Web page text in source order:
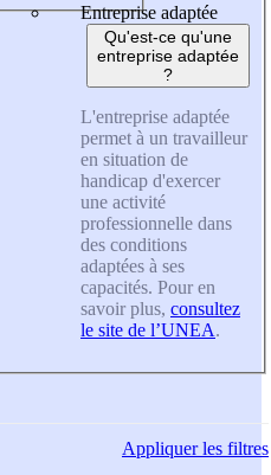
Entreprise adaptée
Qu'est-ce qu'une
entreprise adaptée
?
L'entreprise adaptée
permet à un travailleur
en situation de
handicap d'exercer
une activité
professionnelle dans
des conditions
adaptées à ses
capacités. Pour en
savoir plus, consultez
le site de l’UNEA.
Appliquerles filtres